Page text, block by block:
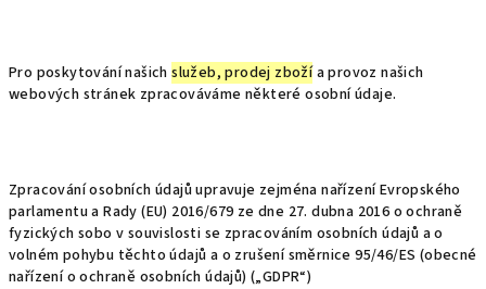
Pro poskytování našichslužeb, prodej zbožía provoz našich
webových stránek zpracováváme některé osobní údaje.
Zpracování osobních údajů upravuje zejména nařízení Evropského
parlamentu a Rady (EU) 2016/679 ze dne 27. dubna 2016 o ochraně
fyzických sobo v souvislosti se zpracováním osobních údajů a o
volném pohybu těchto údajů a o zrušení směrnice 95/46/ES (obecné
nařízení o ochraně osobních údajů) („GDPR“)